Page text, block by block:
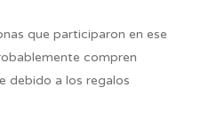
que participaron en ese
compren
debido a los regalos